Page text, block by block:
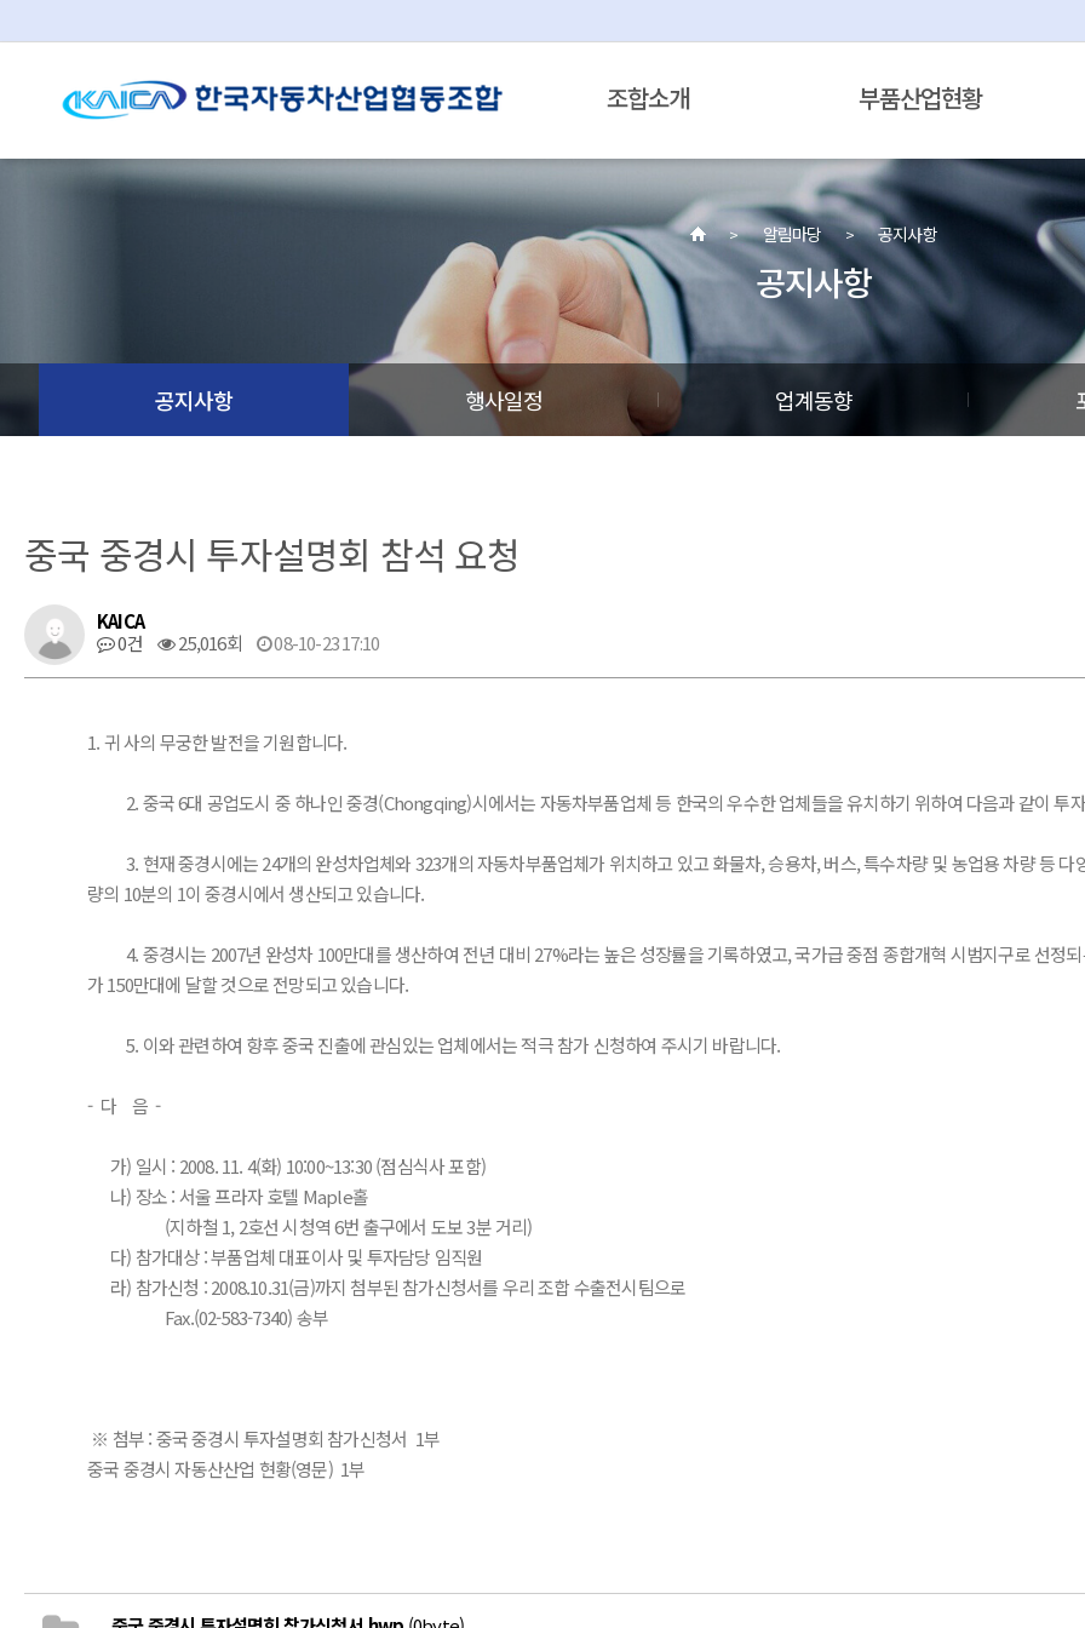
조합소개 부품산업현황
알림마당 공지사항
공지사항
공지사항 행사일정 업계동향
중국 중경시 투자설명회 참석 요청
KAICA
0건
25,016회 08-10-23 17:10
1. 귀 사의 무궁한 발전을 기원합니다.
2. 중국 6대 공업도시 중 하나인 중경(Chongqing)시에서는 자동차부품업체 등 한국의 우수한 업체들을 유치하기 위하여 다음과 같이 투
3. 현재 중경시에는 24개의 완성차업체와 323개의 자동차부품업체가 위치하고 있고 화물차, 승용차, 버스, 특수차량 및 농업용 차량 등 다
량의 10분의 1이 중경시에서 생산되고 있습니다.
4. 중경시는 2007년 완성차 100만대를 생산하여 전년 대비 27%라는 높은 성장률을 기록하였고, 국가급 중점 종합개혁 시범지구로 선정
가 150만대에 달할 것으로 전망되고 있습니다.
5. 이와 관련하여 향후 중국 진출에 관심있는 업체에서는 적극 참가 신청하여 주시기 바랍니다.
- 다 음 -
가) 일시 : 2008. 11. 4(화) 10:00~13:30 (점심식사 포함)
나) 장소 : 서울 프라자 호텔 Maple홀
(지하철 1, 2호선 시청역 6번 출구에서 도보 3분 거리)
다) 참가대상 : 부품업체 대표이사 및 투자담당 임직원
라) 참가신청 : 2008.10.31(금)까지 첨부된 참가신청서를 우리 조합 수출전시팀으로
Fax.(02-583-7340) 송부
※ 첨부 : 중국 중경시 투자설명회 참가신청서 1부
중국 중경시 자동산산업 현황(영문) 1부